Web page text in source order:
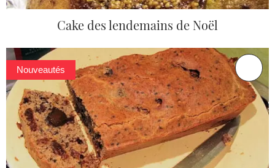
Cake des lendemains de Noël
Nouveautés